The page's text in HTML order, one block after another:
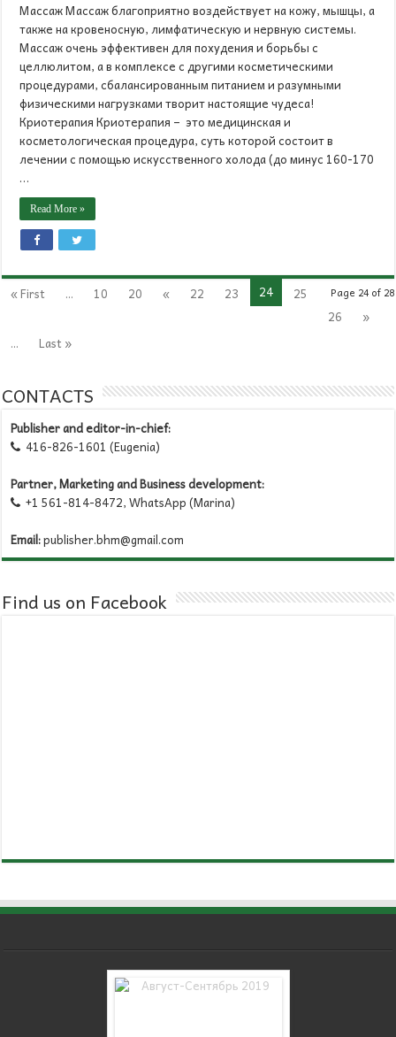
Массаж Массаж благоприятно воздействует на кожу, мышцы, а
также на кровеносную, лимфатическую и нервную системы.
Массаж очень эффективен для похудения и борьбы с
целлюлитом, а в комплексе с другими косметическими
процедурами, сбалансированным питанием и разумными
физическими нагрузками творит настоящие чудеса!
Криотерапия Криотерапия – это медицинская и
косметологическая процедура, суть которой состоит в
лечении с помощью искусственного холода (до минус 160-170
…
Read More »
Page 24 of 28
« First ... 10 20 « 22 23 24
25
26
»
...
Last »
CONTACTS
Publisher and editor-in-chief:
 416-826-1601 (Eugenia)
Partner, Marketing and Business development:
 +1 561-814-8472, WhatsApp (Marina)
Email:publisher.bhm@gmail.com
Find us on Facebook